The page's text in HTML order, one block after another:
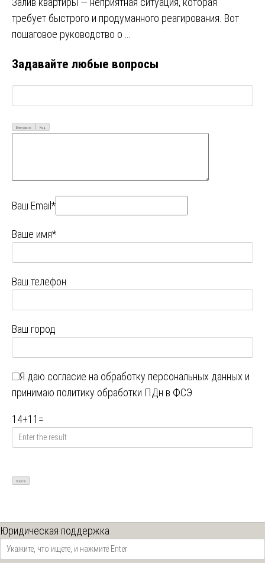
требует быстрого и продуманного реагирования. Вот
пошаговое руководство о …
Задавайте любые вопросы
Визуально Код
Ваш Email*
Ваше имя*
Ваш телефон
Ваш город
Я даю согласие на обработку персональных данных и
принимаю политику обработки ПДн в ФСЭ
14+11 =
Юридическая поддержка